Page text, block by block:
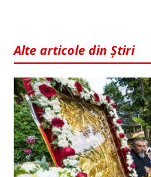
Alte articole din Știri